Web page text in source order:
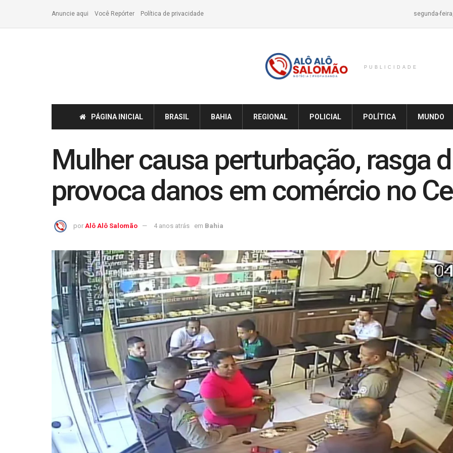
Anuncie aqui Você Repórter Política de privacidade segunda-
PUBLICIDADE
PÁGINA INICIAL BRASIL BAHIA REGIONAL POLICIAL POLÍTICA MUNDO
Mulher causa perturbação, rasga
provoca danos em comércio no
por Alô Alô Salomão 4 anos atrás em Bahia